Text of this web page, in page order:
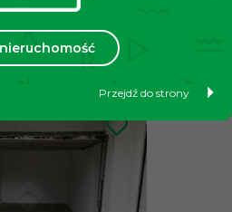
Przejdź do strony
zabudowę
Siechnice